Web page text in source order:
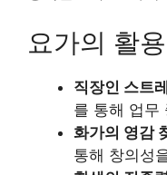
요가의 활
직장인 스트
를 통해 업무
화가의 영감
통해 창의성